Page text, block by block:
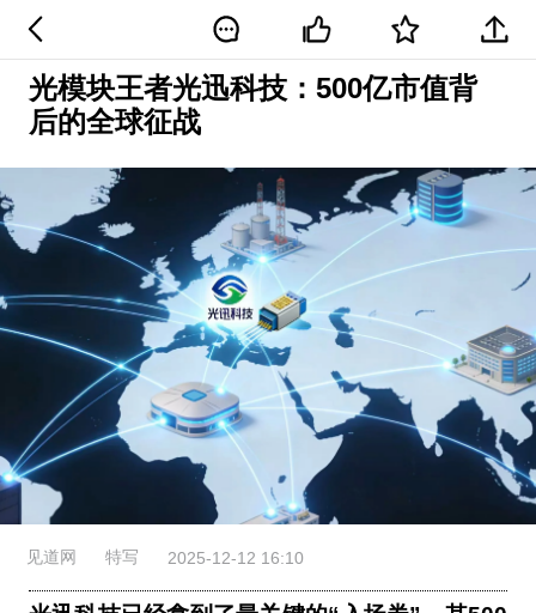
光模块王者光迅科技：500亿市值背
后的全球征战
见道网 特写 2025-12-12 16:10